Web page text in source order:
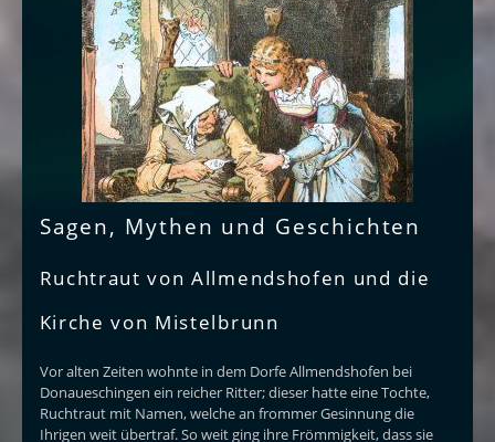
Sagen, Mythen und Geschichten
Ruchtraut von Allmendshofen und die
Kirche von Mistelbrunn
Vor alten Zeiten wohnte in dem Dorfe Allmendshofen bei
Donaueschingen ein reicher Ritter; dieser hatte eine Tochte,
Ruchtraut mit Namen, welche an frommer Gesinnung die
Ihrigen weit übertraf. So weit ging ihre Frömmigkeit, dass sie